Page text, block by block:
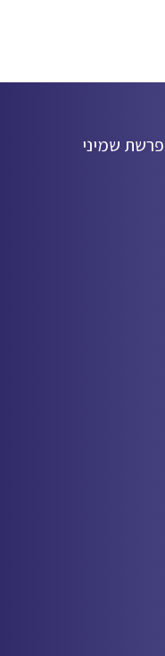
פרשת שמיני